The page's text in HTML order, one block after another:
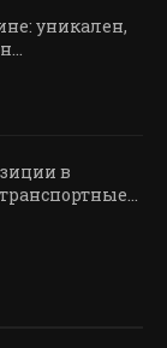
уникален,
в